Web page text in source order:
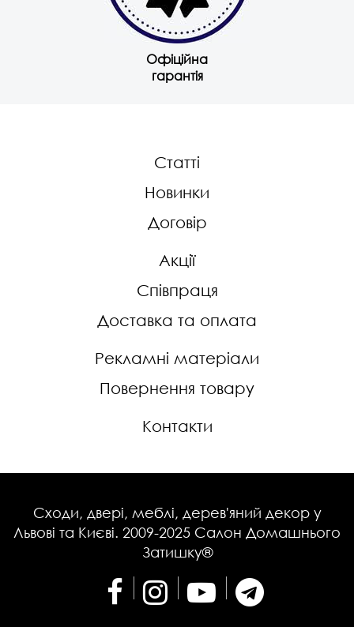
Офіційна
гарантія
Статті
Новинки
Договір
Акції
Співпраця
Доставка та оплата
Рекламні матеріали
Повернення товару
Контакти
Сходи, двері, меблі, дерев'яний декор у
Львові та Києві. 2009-2025 Салон Домашнього
Затишку®